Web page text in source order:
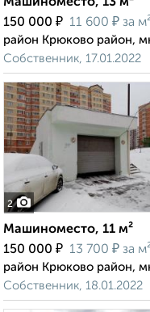
Машиноместо, 13 м²
150 000 ₽ 11 600 ₽ за
район Крюково район,
Собственник, 17.01.2022
2
Машиноместо, 11 м²
150 000 ₽ 13 700 ₽ за
район Крюково район,
Собственник, 18.01.2022